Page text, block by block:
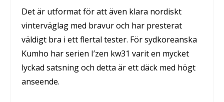
Det är utformat för att även klara nordiskt
vinterväglag med bravur och har presterat
väldigt bra i ett flertal tester. För sydkoreanska
Kumho har serien I’zen kw31 varit en mycket
lyckad satsning och detta är ett däck med högt
anseende.